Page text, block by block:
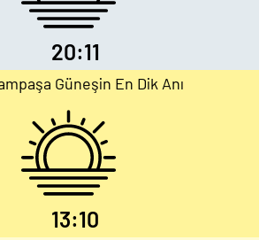
20:11
Güneşin En Dik Anı
13:10